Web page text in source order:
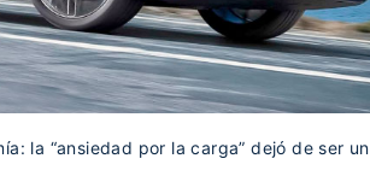
la “ansiedad por la carga” dejó de ser un